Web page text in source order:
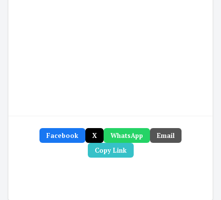
Facebook X WhatsApp
Email
Copy Link